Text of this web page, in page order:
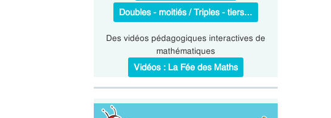
Doubles - moitiés / Triples - tiers…
Des vidéos pédagogiques interactives de
mathématiques
Vidéos : La Fée des Maths